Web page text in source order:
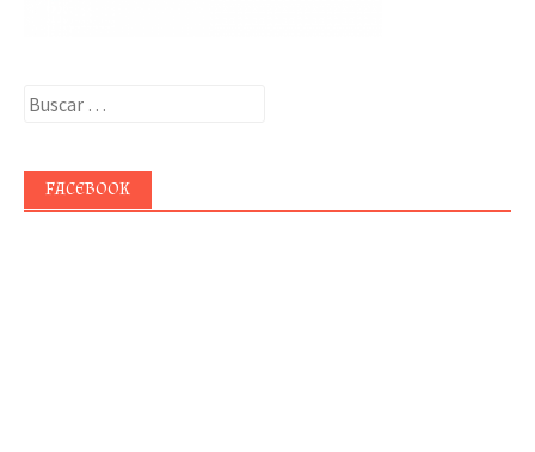
Buscar:
FACEBOOK